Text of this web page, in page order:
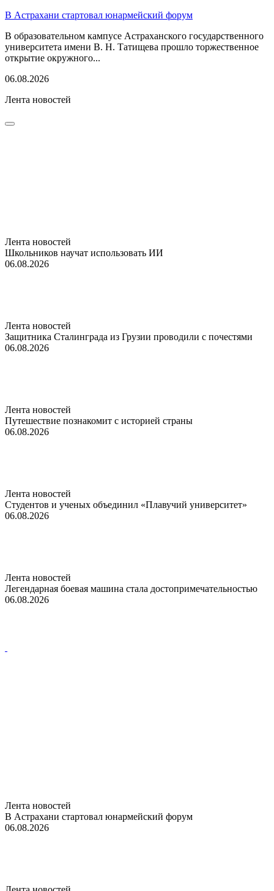
В Астрахани стартовал юнармейский форум
В образовательном кампусе Астраханского государственного
университета имени В. Н. Татищева прошло торжественное
открытие окружного...
06.08.2026
Лента новостей
Лента новостей
Школьников научат использовать ИИ
06.08.2026
Лента новостей
Защитника Сталинграда из Грузии проводили с почестями
06.08.2026
Лента новостей
Путешествие познакомит с историей страны
06.08.2026
Лента новостей
Студентов и ученых объединил «Плавучий университет»
06.08.2026
Лента новостей
Легендарная боевая машина стала достопримечательностью
06.08.2026
Лента новостей
В Астрахани стартовал юнармейский форум
06.08.2026